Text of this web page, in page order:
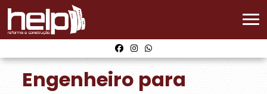
Engenheiro para